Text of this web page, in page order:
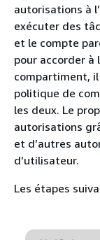
autorisations à
exécuter des
et le compte
pour accorder
compartiment,
politique de
les deux. Le
autorisations
et d’autres
d’utilisateur.
Les étapes